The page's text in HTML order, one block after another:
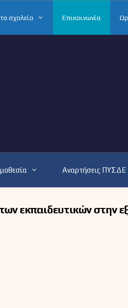
σχολείο Επικοινωνία
Αναρτήσεις ΠΥΣΔΕ
εκπαιδευτικών στην